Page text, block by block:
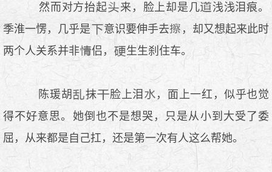
然而对方抬起 来，脸上却是几
浅浅泪痕。
季淮一愣，几乎是
意识要伸手去
，却又想起来此时
两个人关系并非
侣， 生生刹住车。
陈瑗胡 抹 脸上泪
，面上一红，似乎也觉
得不好意思。她倒也不是想哭，只是从小到大受了委
屈，从来都是自己扛，还是第一次有人这么帮她。